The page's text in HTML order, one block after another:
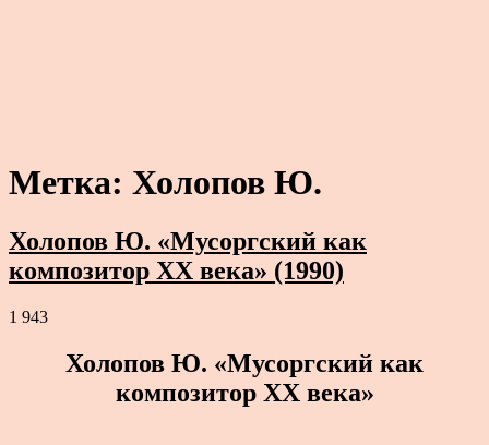
Метка: Холопов Ю.
Холопов Ю. «Мусоргский как
композитор XX века» (1990)
1 943
Холопов Ю. «Мусоргский как
композитор XX века»